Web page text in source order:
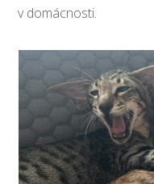
v domácnosti.